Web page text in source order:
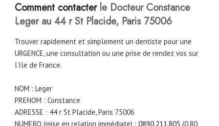
Comment contacterle Docteur Constance
Leger au 44 r St Placide, Paris 75006
Trouver rapidement et simplement un dentiste pour une
URGENCE, une consultation ou une prise de rendez vos sur
l’Ile de France.
NOM : Leger
PRENOM : Constance
ADRESSE : 44 r St Placide, Paris 75006
NUMERO (mise en relation immédiate) : 0890.211.805 (0,80